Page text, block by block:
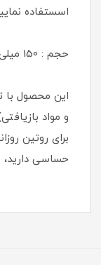
اسستفاده
حجم : 150 میلی لیتر
این محصول با
برای روتین
حساسی دارید،